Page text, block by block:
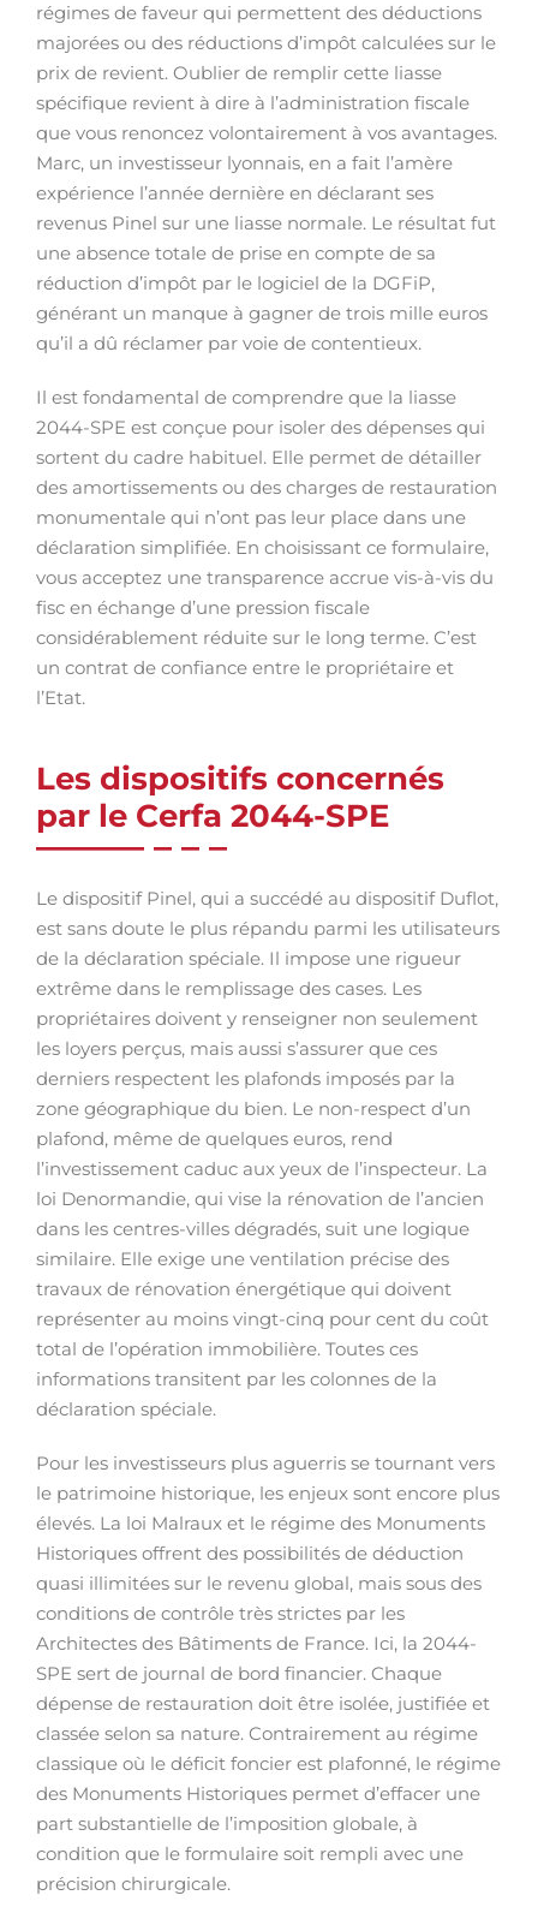
régimes de faveur qui permettent des déductions
majorées ou des réductions d’impôt calculées sur le
prix de revient. Oublier de remplir cette liasse
spécifique revient à dire à l’administration fiscale
que vous renoncez volontairement à vos avantages.
Marc, un investisseur lyonnais, en a fait l’amère
expérience l’année dernière en déclarant ses
revenus Pinel sur une liasse normale. Le résultat fut
une absence totale de prise en compte de sa
réduction d’impôt par le logiciel de la DGFiP,
générant un manque à gagner de trois mille euros
qu’il a dû réclamer par voie de contentieux.
Il est fondamental de comprendre que la liasse
2044-SPE est conçue pour isoler des dépenses qui
sortent du cadre habituel. Elle permet de détailler
des amortissements ou des charges de restauration
monumentale qui n’ont pas leur place dans une
déclaration simplifiée. En choisissant ce formulaire,
vous acceptez une transparence accrue vis-à-vis du
fisc en échange d’une pression fiscale
considérablement réduite sur le long terme. C’est
un contrat de confiance entre le propriétaire et
l’Etat.
Les dispositifs concernés
par le Cerfa 2044-SPE
Le dispositif Pinel, qui a succédé au dispositif Duflot,
est sans doute le plus répandu parmi les utilisateurs
de la déclaration spéciale. Il impose une rigueur
extrême dans le remplissage des cases. Les
propriétaires doivent y renseigner non seulement
les loyers perçus, mais aussi s’assurer que ces
derniers respectent les plafonds imposés par la
zone géographique du bien. Le non-respect d’un
plafond, même de quelques euros, rend
l’investissement caduc aux yeux de l’inspecteur. La
loi Denormandie, qui vise la rénovation de l’ancien
dans les centres-villes dégradés, suit une logique
similaire. Elle exige une ventilation précise des
travaux de rénovation énergétique qui doivent
représenter au moins vingt-cinq pour cent du coût
total de l’opération immobilière. Toutes ces
informations transitent par les colonnes de la
déclaration spéciale.
Pour les investisseurs plus aguerris se tournant vers
le patrimoine historique, les enjeux sont encore plus
élevés. La loi Malraux et le régime des Monuments
Historiques offrent des possibilités de déduction
quasi illimitées sur le revenu global, mais sous des
conditions de contrôle très strictes par les
Architectes des Bâtiments de France. Ici, la 2044-
SPE sert de journal de bord financier. Chaque
dépense de restauration doit être isolée, justifiée et
classée selon sa nature. Contrairement au régime
classique où le déficit foncier est plafonné, le régime
des Monuments Historiques permet d’effacer une
part substantielle de l’imposition globale, à
condition que le formulaire soit rempli avec une
précision chirurgicale.